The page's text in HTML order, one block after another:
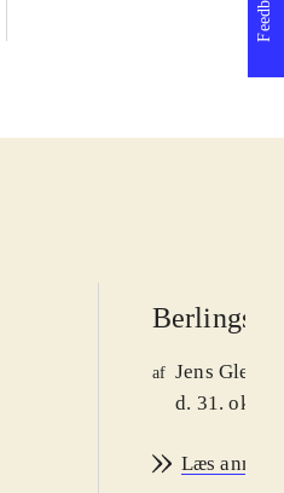
af Jens
d. 31. okt.
Læs